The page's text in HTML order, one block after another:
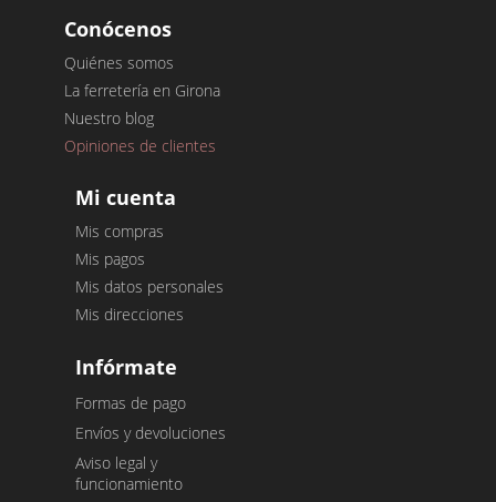
Conócenos
Quiénes somos
La ferretería en Girona
Nuestro blog
Opiniones de clientes
Mi cuenta
Mis compras
Mis pagos
Mis datos personales
Mis direcciones
Infórmate
Formas de pago
Envíos y devoluciones
Aviso legal y
funcionamiento